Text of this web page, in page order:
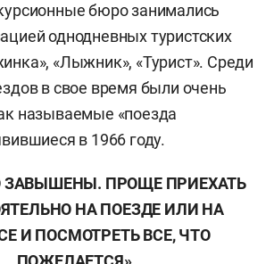
бюро занимались
однодневных туристских
«Лыжник», «Турист». Среди
в свое время были очень
называемые «поезда
в 1966 году.
ЗАВЫШЕНЫ. ПРОЩЕ ПРИЕХАТЬ
НА ПОЕЗДЕ ИЛИ НА
И ПОСМОТРЕТЬ ВСЕ, ЧТО